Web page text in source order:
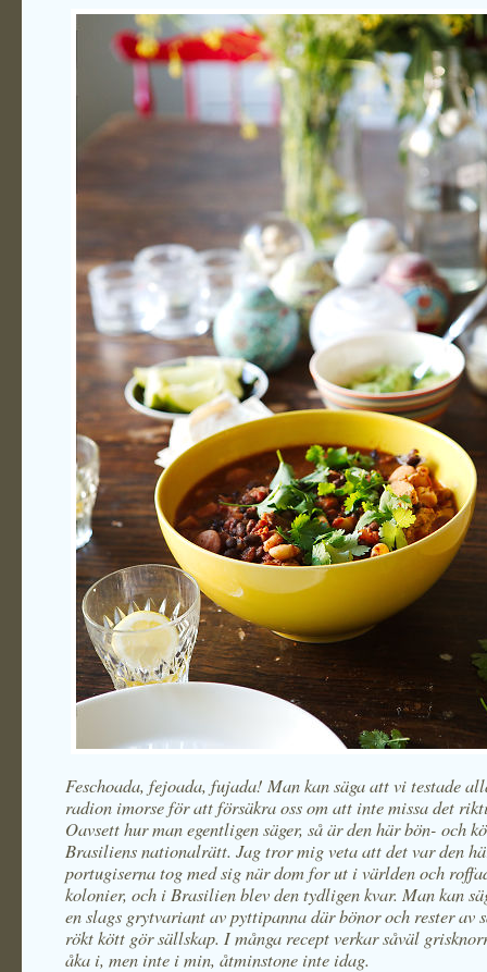
Feschoada, fejoada, fujada! Man kan säga att vi testade
radion imorse för att försäkra oss om att inte missa det
Oavsett hur man egentligen säger, så är den här bön- och
Brasiliens nationalrätt. Jag tror mig veta att det var den
portugiserna tog med sig när dom for ut i världen och
kolonier, och i Brasilien blev den tydligen kvar. Man kan
en slags grytvariant av pyttipanna där bönor och rester av
rökt kött gör sällskap. I många recept verkar såväl
åka i, men inte i min, åtminstone inte idag.